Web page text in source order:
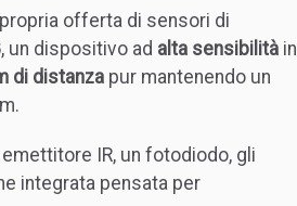
offerta di sensori di
, un dispositivo ad alta sensibilità in
di distanza pur mantenendo un
IR, un fotodiodo, gli
integrata pensata per